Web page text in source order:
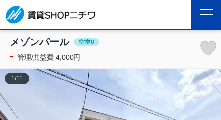
メゾンパール 空室0
- 管理/共益費 4,000円
1 /11